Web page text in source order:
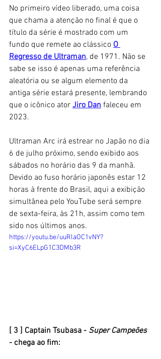
No primeiro vídeo liberado, uma coisa
que chama a atenção no final é que o
título da série é mostrado com um
fundo que remete ao clássico O
Regresso de Ultraman, de 1971. Não se
sabe se isso é apenas uma referência
aleatória ou se algum elemento da
antiga série estará presente, lembrando
que o icônico ator Jiro Dan faleceu em
2023.
Ultraman Arc irá estrear no Japão no dia
6 de julho próximo, sendo exibido aos
sábados no horário das 9 da manhã.
Devido ao fuso horário japonês estar 12
horas à frente do Brasil, aqui a exibição
simultânea pelo YouTube será sempre
de sexta-feira, às 21h, assim como tem
sido nos últimos anos.
https://youtu.be/uuRlaOC1vNY?
si=XyC6ELpG1C3DMb3R
[ 3 ] Captain Tsubasa - Super Campeões
- chega ao fim: